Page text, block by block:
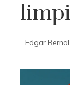
Edgar